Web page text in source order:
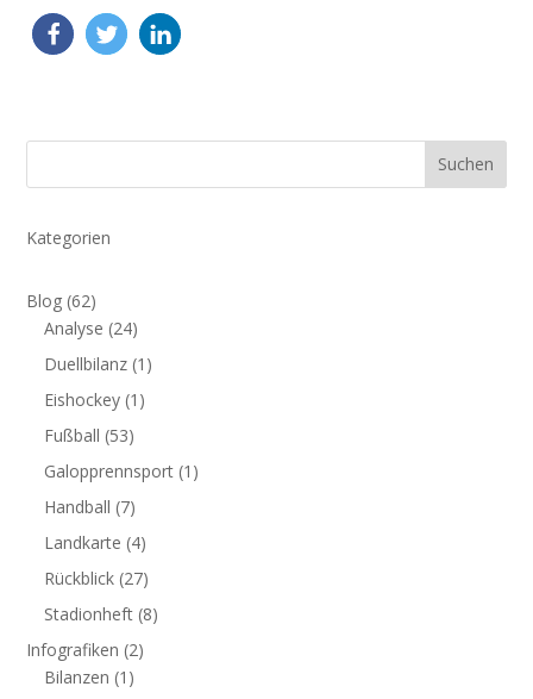
Suchen
Kategorien
Blog (62)
Analyse (24)
Duellbilanz (1)
Eishockey (1)
Fußball (53)
Galopprennsport (1)
Handball (7)
Landkarte (4)
Rückblick (27)
Stadionheft (8)
Infografiken (2)
Bilanzen (1)